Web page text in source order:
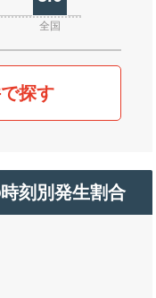
全国
探す
刻別発生割合